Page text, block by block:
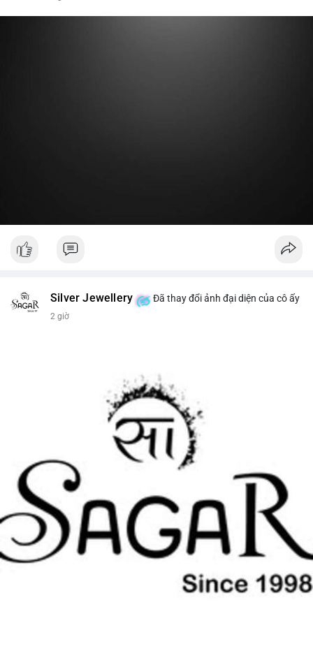
Silver Jewellery Đã thay đổi ảnh đại diện của cô ấy
2 giờ